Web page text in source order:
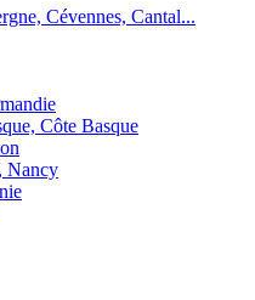
Cévennes, Cantal...
Côte Basque
Nancy